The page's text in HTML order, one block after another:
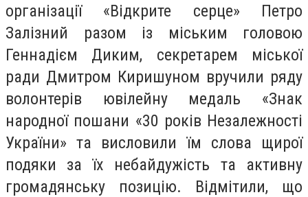
організації «Відкрите серце» Петро
Залізний разом із міським головою
Геннадієм Диким, секретарем міської
ради Дмитром Киришуном вручили ряду
волонтерів ювілейну медаль «Знак
народної пошани «30 років Незалежності
України» та висловили їм слова щирої
подяки за їх небайдужість та активну
громадянську позицію. Відмітили, що